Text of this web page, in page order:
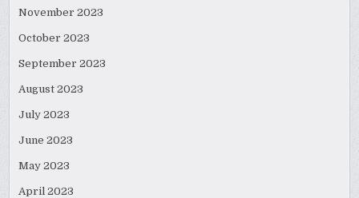
November 2023
October 2023
September 2023
August 2023
July 2023
June 2023
May 2023
April 2023